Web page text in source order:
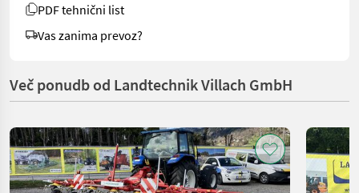
PDF tehnični list
Vas zanima prevoz?
Več ponudb od Landtechnik Villach GmbH